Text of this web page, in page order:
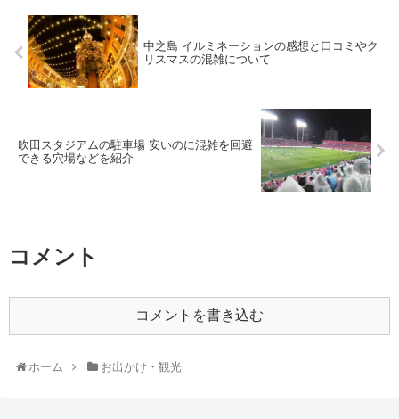
中之島 イルミネーションの感想と口コミやク
リスマスの混雑について
吹田スタジアムの駐車場 安いのに混雑を回避
できる穴場などを紹介
コメント
コメントを書き込む
ホーム お出かけ・観光